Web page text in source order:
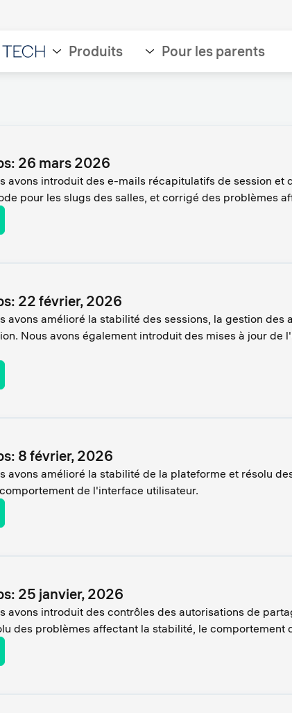
Produits Pour les parents
26 mars 2026
avons introduit des e-mails récapitulatifs de session
pour les slugs des salles, et corrigé des problèmes
22 février, 2026
avons amélioré la stabilité des sessions, la gestion
Nous avons également introduit des mises à jour
8 février, 2026
avons amélioré la stabilité de la plateforme et résolu
de l'interface utilisateur.
25 janvier, 2026
avons introduit des contrôles des autorisations de
des problèmes affectant la stabilité, le comportement